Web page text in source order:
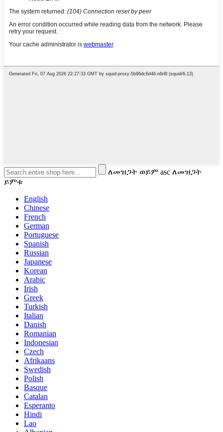
ለመዝጋት ወይም asc ለመዝጋት
ይምቱ
English
Chinese
French
German
Portuguese
Spanish
Russian
Japanese
Korean
Arabic
Irish
Greek
Turkish
Italian
Danish
Romanian
Indonesian
Czech
Afrikaans
Swedish
Polish
Basque
Catalan
Esperanto
Hindi
Lao